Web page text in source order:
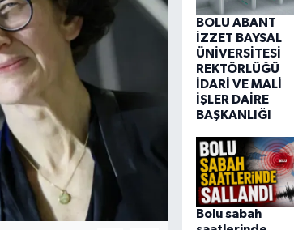
BOLU ABANT
İZZET BAYSAL
ÜNİVERSİTESİ
REKTÖRLÜĞÜ
İDARİ VE MALİ
İŞLER DAİRE
BAŞKANLIĞI
Bolu sabah